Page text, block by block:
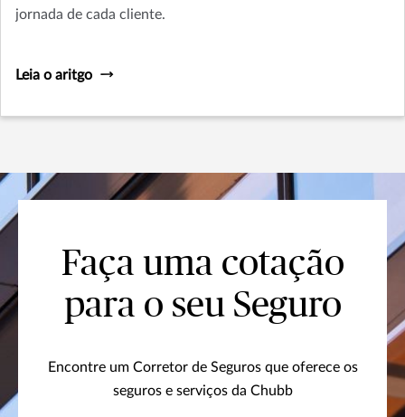
jornada de cada cliente.
Leia o aritgo
Faça uma cotação
para o seu Seguro
Encontre um Corretor de Seguros que oferece os
seguros e serviços da Chubb